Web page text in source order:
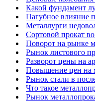
Какой фундамент
Пагубное влияние
Металлурги
Сортовой прокат
Поворот на рынке
Рынок листового
Разворот цены на
Повышение цен на
Рынок стали в
Что такое
Рынок